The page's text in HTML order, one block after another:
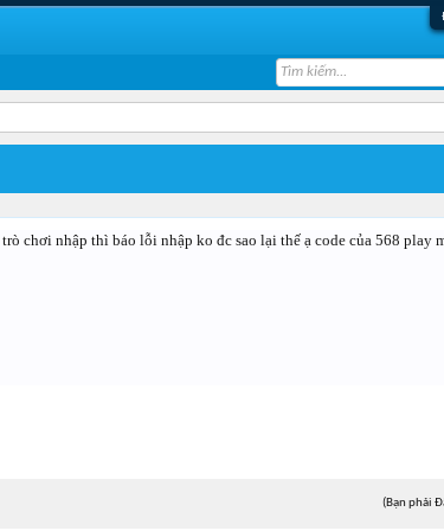
chơi nhập thì báo lỗi nhập ko đc sao lại thế ạ code của 568 play
(Bạn phải